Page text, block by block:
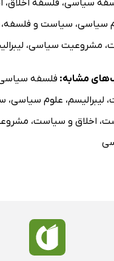
سیاسی، فلسفه اخلاق،
سیاسی، سیاست و فلسفه،
، مشروعیت سیاسی،
مشابه: فلسفه
، لیبرالیسم، علوم سیاسی،
، اخلاق و سیاست،